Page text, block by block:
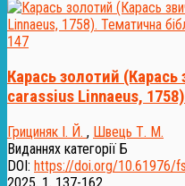
147
Карась золотий
carassius Linnaeus,
Грициняк І. Й. , Швець Т. М.
Виданнях категорії Б
DOI: https://doi.org/10.61976/